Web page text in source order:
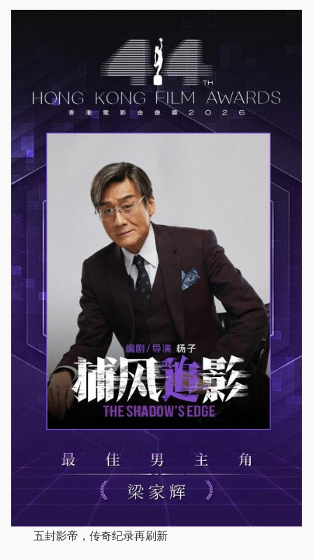
五封影帝，传奇纪录再刷新